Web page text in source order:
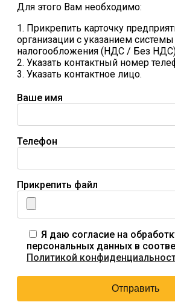
Для этого Вам необходимо:
1. Прикрепить карточку
организации с указанием системы
налогообложения (НДС / Без
2. Указать контактный номер
3. Указать контактное лицо.
Ваше имя
Телефон
Прикрепить файл
Я даю согласие на
персональных данных в
Политикой